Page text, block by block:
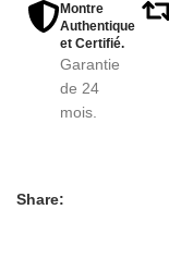
Montre
Authentique
et Certifié.
Garantie
de 24
mois.
Share: